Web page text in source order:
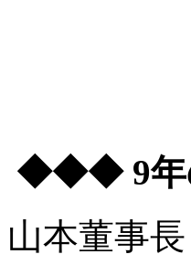
◆◆◆ 9年
山本董事